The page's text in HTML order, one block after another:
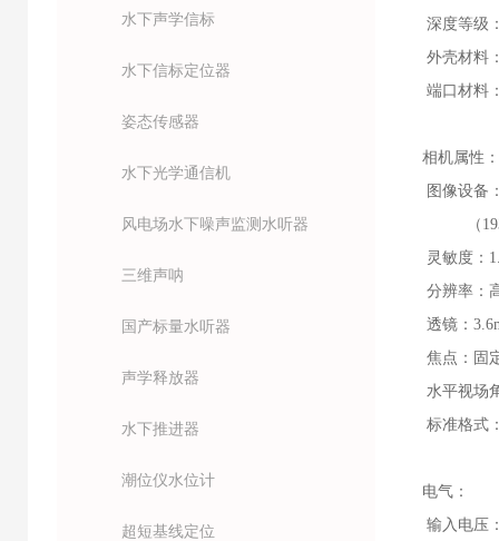
水下声学信标
水下信标定位器
姿态传感器
水下光学通信机
风电场水下噪声监测水听器
三维声呐
国产标量水听器
声学释放器
水下推进器
潮位仪水位计
超短基线定位
深度等级
外壳材料
端口材料
相机属性：
图像设备
（
灵敏度：
分辨率：
透镜：
焦点：固
水平视场
标准格式
电气：
输入电压